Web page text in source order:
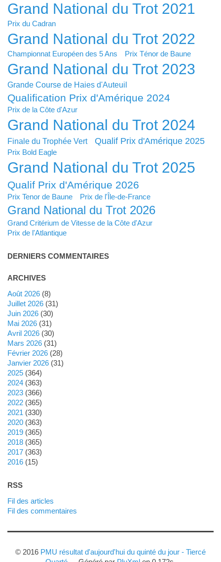
Grand National du Trot 2021
Prix du Cadran
Grand National du Trot 2022
Championnat Européen des 5 Ans Prix Ténor de Baune
Grand National du Trot 2023
Grande Course de Haies d'Auteuil
Qualification Prix d'Amérique 2024
Prix de la Côte d'Azur
Grand National du Trot 2024
Finale du Trophée Vert Qualif Prix d'Amérique 2025
Prix Bold Eagle
Grand National du Trot 2025
Qualif Prix d'Amérique 2026
Prix Tenor de Baune Prix de l'Île-de-France
Grand National du Trot 2026
Grand Critérium de Vitesse de la Côte d'Azur
Prix de l'Atlantique
DERNIERS COMMENTAIRES
ARCHIVES
août 2026(8)
juillet 2026(31)
juin 2026(30)
mai 2026(31)
avril 2026(30)
mars 2026(31)
février 2026(28)
janvier 2026(31)
2025(364)
2024(363)
2023(366)
2022(365)
2021(330)
2020(363)
2019(365)
2018(365)
2017(363)
2016(15)
RSS
Fil des articles
Fil des commentaires
© 2016 PMU résultat d'aujourd'hui du quinté du jour - Tiercé